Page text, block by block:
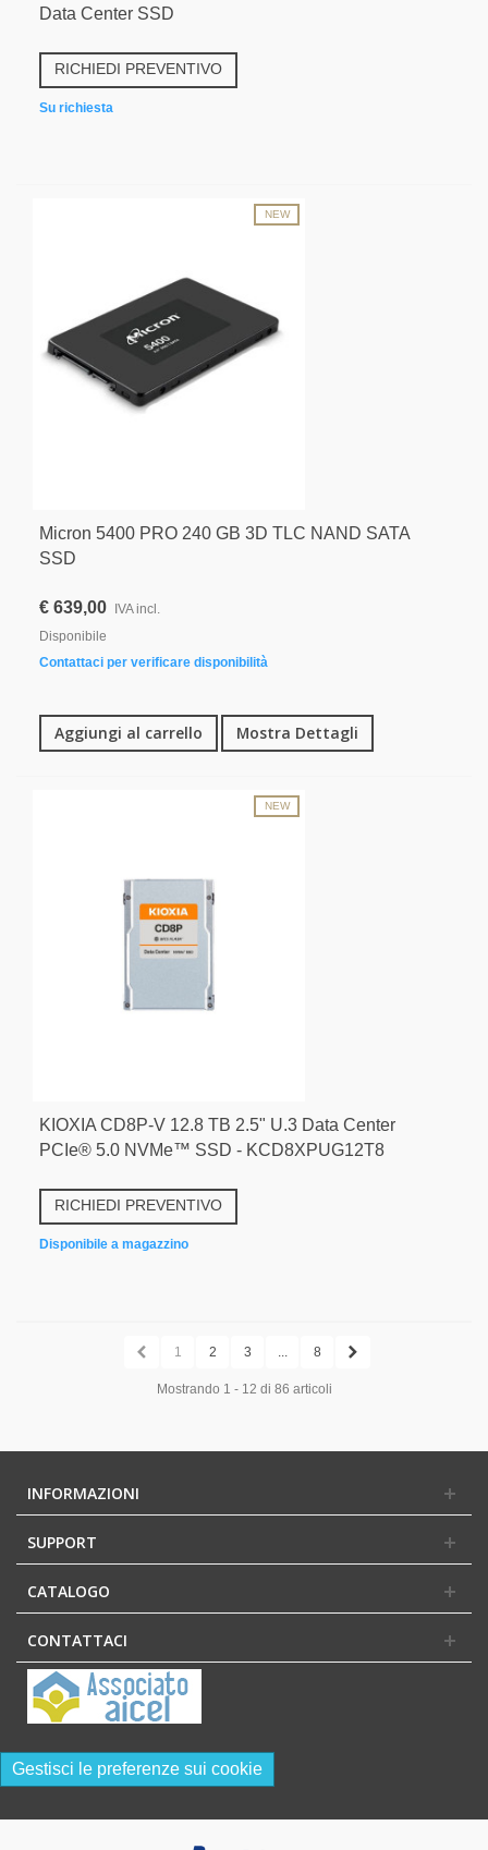
Data Center SSD
RICHIEDI PREVENTIVO
Su richiesta
NEW
Micron 5400 PRO 240 GB 3D TLC NAND SATA
SSD
€ 639,00
IVA incl.
Disponibile
Contattaci per verificare disponibilità
Aggiungi al carrello Mostra Dettagli
NEW
KIOXIA CD8P-V 12.8 TB 2.5" U.3 Data Center
PCIe® 5.0 NVMe™ SSD - KCD8XPUG12T8
RICHIEDI PREVENTIVO
Disponibile a magazzino
1 2 3 8
Mostrando 1 - 12 di 86 articoli
INFORMAZIONI
SUPPORT
CATALOGO
CONTATTACI
Gestisci le preferenze sui cookie